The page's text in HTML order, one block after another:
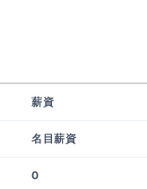
薪資
名目薪資
0